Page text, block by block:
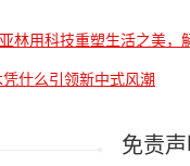
林用科技重塑生活之美，
什么引领新中式风潮
免责